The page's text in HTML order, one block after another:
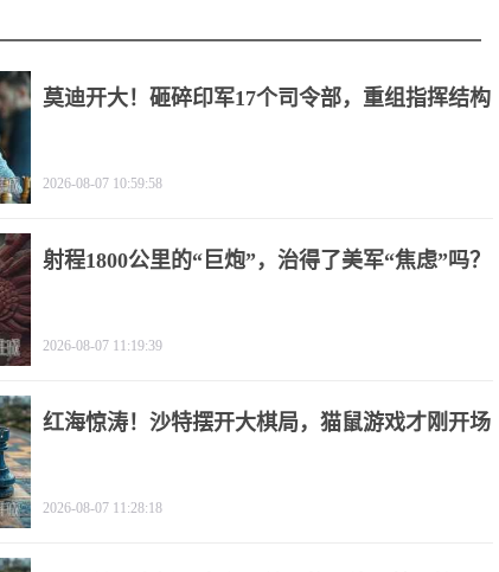
莫迪开大！砸碎印军17个司令部，重组指挥结构
2026-08-07 10:59:58
射程1800公里的“巨炮”，治得了美军“焦虑”吗？
2026-08-07 11:19:39
红海惊涛！沙特摆开大棋局，猫鼠游戏才刚开场
2026-08-07 11:28:18